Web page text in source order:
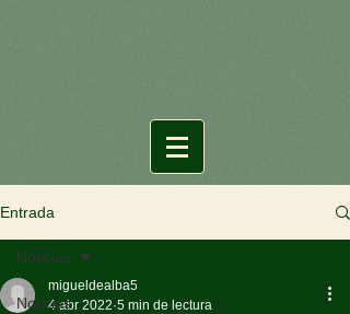
Entrada
Noticias
Noticias
migueldealba5
4 abr 2022 5 min de lectura